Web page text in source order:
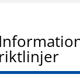
riktlinjer